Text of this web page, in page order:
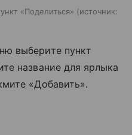
«Поделиться»
источник:
выберите пункт
название для ярлыка
«Добавить».